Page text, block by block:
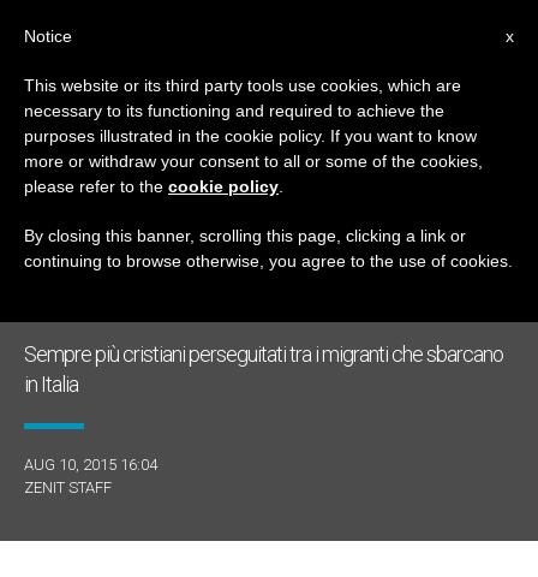
GIORNO
Agosto 10th, 2015
ULTIME NOTIZIE
Sempre più cristiani perseguitati tra i migranti che sbarcano
in Italia
AUG 10, 2015 16:04
ZENIT STAFF
x
Notice
This website or its third party tools use cookies, which are
necessary to its functioning and required to achieve the
purposes illustrated in the cookie policy. If you want to know
more or withdraw your consent to all or some of the cookies,
please refer to the cookie policy
By closing this banner, scrolling this page, clicking a link or
continuing to browse otherwise, you agree to the use of cookies.